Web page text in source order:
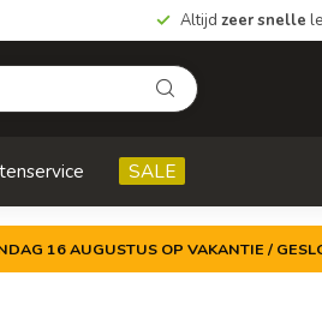
Altijd zeer snelle
SALE
16 AUGUSTUS OP VAKANTIE /